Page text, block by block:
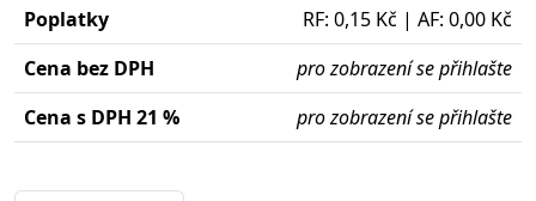
Poplatky
RF: 0,15 Kč | AF: 0,00 Kč
Cena bez DPH
pro zobrazení se přihlašte
Cena s DPH 21 %
pro zobrazení se přihlašte